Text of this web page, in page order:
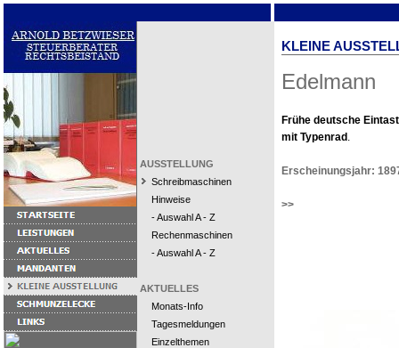
AUSSTELLUNG
Schreibmaschinen
Hinweise
- Auswahl A - Z
Rechenmaschinen
- Auswahl A - Z
AKTUELLES
Monats-Info
Tagesmeldungen
Einzelthemen
KLEINE
Edelmann
Frühe deutsche
mit Typenrad .
Erscheinungsjahr:
>>